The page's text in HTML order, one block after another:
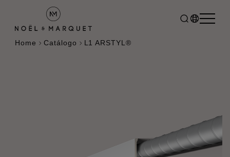
Home Catálogo L1 ARSTYL®